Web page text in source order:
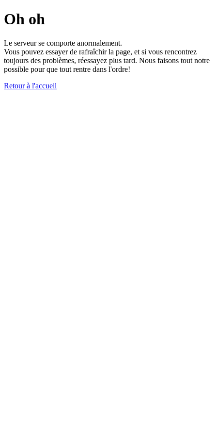
Oh oh
Le serveur se comporte anormalement.
Vous pouvez essayer de rafraîchir la page, et si vous rencontrez
toujours des problèmes, réessayez plus tard. Nous faisons tout notre
possible pour que tout rentre dans l'ordre!
Retour à l'accueil